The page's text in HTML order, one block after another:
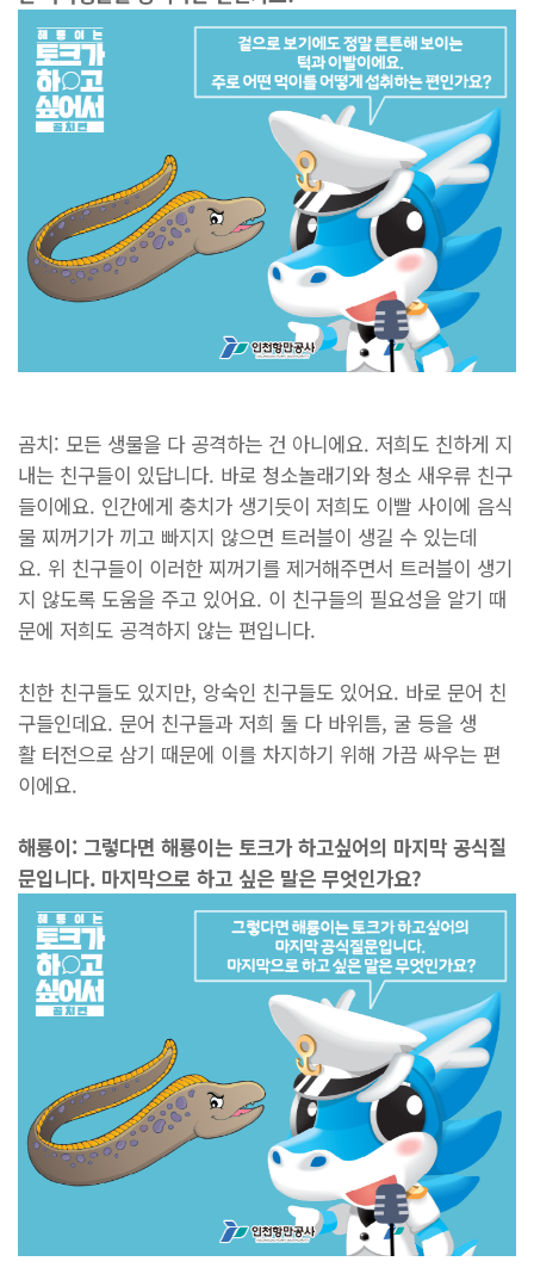
곰치: 모든 생물을 다 공격하는 건 아니에요. 저희도 친하게 지
내는 친구들이 있답니다. 바로 청소놀래기와 청소 새우류 친구
들이에요. 인간에게 충치가 생기듯이 저희도 이빨 사이에 음식
물 찌꺼기가 끼고 빠지지 않으면 트러블이 생길 수 있는데
요. 위 친구들이 이러한 찌꺼기를 제거해주면서 트러블이 생기
지 않도록 도움을 주고 있어요. 이 친구들의 필요성을 알기 때
문에 저희도 공격하지 않는 편입니다.
친한 친구들도 있지만, 앙숙인 친구들도 있어요. 바로 문어 친
구들인데요. 문어 친구들과 저희 둘 다 바위틈, 굴 등을 생
활 터전으로 삼기 때문에 이를 차지하기 위해 가끔 싸우는 편
이에요.
해룡이: 그렇다면 해룡이는 토크가 하고싶어의 마지막 공식질
문입니다. 마지막으로 하고 싶은 말은 무엇인가요?